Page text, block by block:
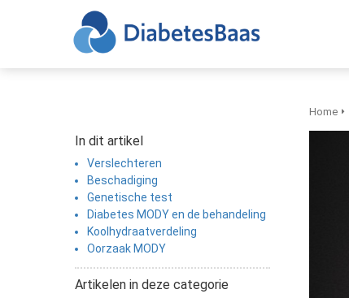
In dit artikel
Verslechteren
Beschadiging
Genetische test
Diabetes MODY en de behandeling
Koolhydraatverdeling
Oorzaak MODY
Artikelen in deze categorie
Home